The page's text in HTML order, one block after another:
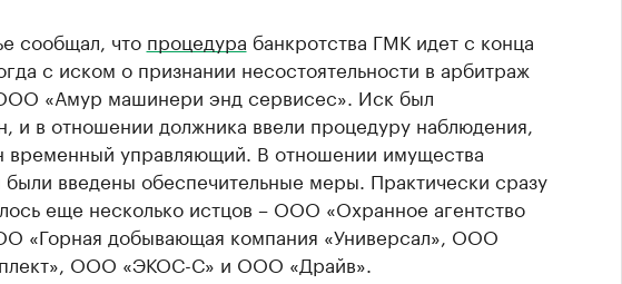
сообщал, что процедура банкротства ГМК идет с конца
с иском о признании несостоятельности в арбитраж
«Амур машинери энд сервисес». Иск был
и в отношении должника ввели процедуру наблюдения,
временный управляющий. В отношении имущества
были введены обеспечительные меры. Практически сразу
еще несколько истцов – ООО «Охранное агентство
«Горная добывающая компания «Универсал», ООО
ООО «ЭКОС-С» и ООО «Драйв».